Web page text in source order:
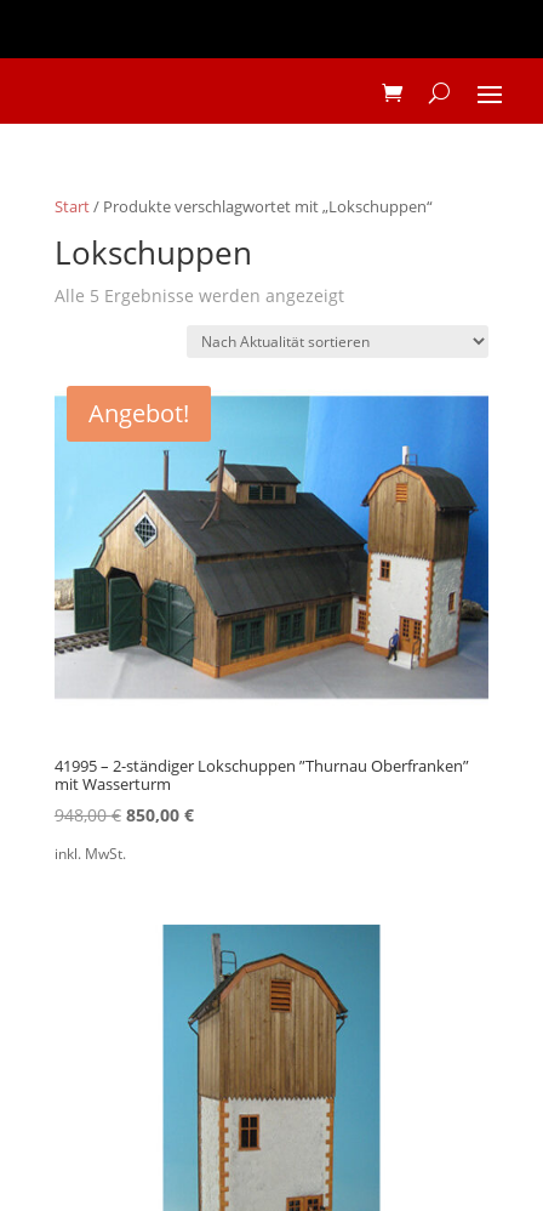
Start/ Produkte verschlagwortet mit „Lokschuppen“
Lokschuppen
Alle 5 Ergebnisse werden angezeigtNach
sortiert
Angebot!
41995 – 2-ständiger Lokschuppen ”Thurnau Oberfranken”
mit Wasserturm
948,00€ Ursprünglicher
850,00 €Aktueller
inkl. MwSt.